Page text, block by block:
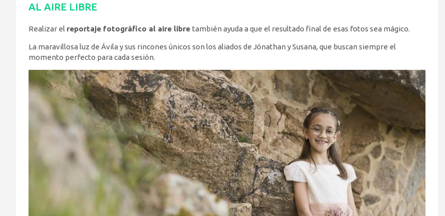
AL AIRE LIBRE
Realizar el reportaje fotográfico al aire libre también ayuda a que el resultado final de esas fotos sea mágico.
La maravillosa luz de Ávila y sus rincones únicos son los aliados de Jónathan y Susana, que buscan siempre el
momento perfecto para cada sesión.